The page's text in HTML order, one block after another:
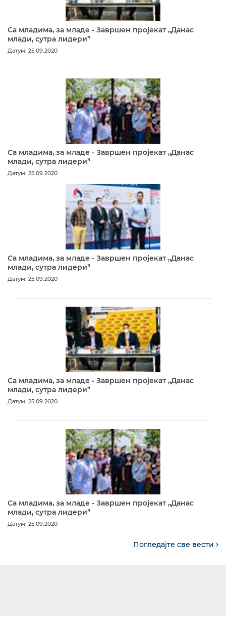
Са младима, за младе - Завршен пројекат „Данас
млади, сутра лидери”
Датум: 25.09.2020
Са младима, за младе - Завршен пројекат „Данас
млади, сутра лидери”
Датум: 25.09.2020
Са младима, за младе - Завршен пројекат „Данас
млади, сутра лидери”
Датум: 25.09.2020
Са младима, за младе - Завршен пројекат „Данас
млади, сутра лидери”
Датум: 25.09.2020
Са младима, за младе - Завршен пројекат „Данас
млади, сутра лидери”
Датум: 25.09.2020
Погледајте све вести